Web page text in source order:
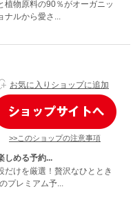
植物原料の90％がオーガニッ
ナルから愛さ...
お気に入りショップに追加
>>このショップの注意事項
しめる予約...
だけを厳選！贅沢なひととき
プレミアム予...